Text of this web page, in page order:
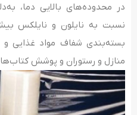
در محدوده‌های بالایی دما،
نسبت به نایلون و نایلکس
بسته‌بندی شفاف مواد غذایی
منازل و رستوران و پوشش کتاب‌ها